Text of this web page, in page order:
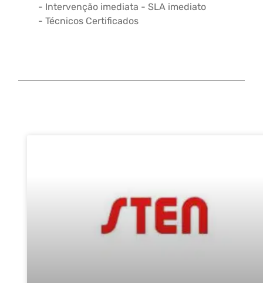
- Intervenção imediata - SLA imediato
- Técnicos Certificados